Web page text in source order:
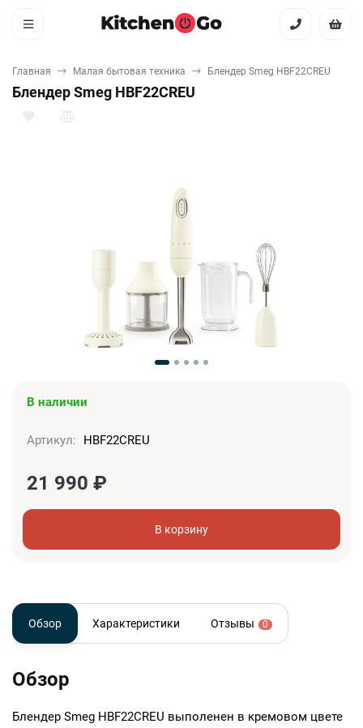
Главная Малая бытовая техника Блендер Smeg HBF22CREU
Блендер Smeg HBF22CREU
В наличии
Артикул: HBF22CREU
21 990 ₽
В корзину
Обзор Характеристики Отзывы 0
Обзор
Блендер Smeg HBF22CREU выполенен в кремовом цвете